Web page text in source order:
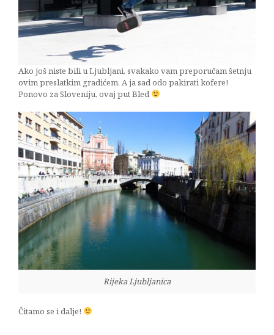
Ako još niste bili u Ljubljani, svakako vam preporučam šetnju
ovim preslatkim gradićem. A ja sad odo pakirati kofere!
Ponovo za Sloveniju, ovaj put Bled
Rijeka Ljubljanica
Čitamo se i dalje!